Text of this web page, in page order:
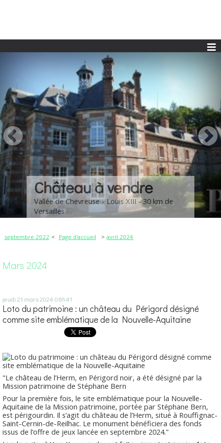
Château à vendre
Vallée de Chevreuse - Louis XIII - 30 km de
Versailles
septembre 2022 Page d'accueil avril 2024
Mars 2024
jeudi 21 mars 2024 08h41
Loto du patrimoine : un château du Périgord désigné
comme site emblématique de la Nouvelle-Aquitaine
"Le château de l’Herm, en Périgord noir, a été désigné par la
Mission patrimoine de Stéphane Bern
Pour la première fois, le site emblématique pour la Nouvelle-
Aquitaine de la Mission patrimoine, portée par Stéphane Bern,
est périgourdin. Il s’agit du château de l’Herm, situé à Rouffignac-
Saint-Cernin-de-Reilhac. Le monument bénéficiera des fonds
issus de l’offre de jeux lancée en septembre 2024."